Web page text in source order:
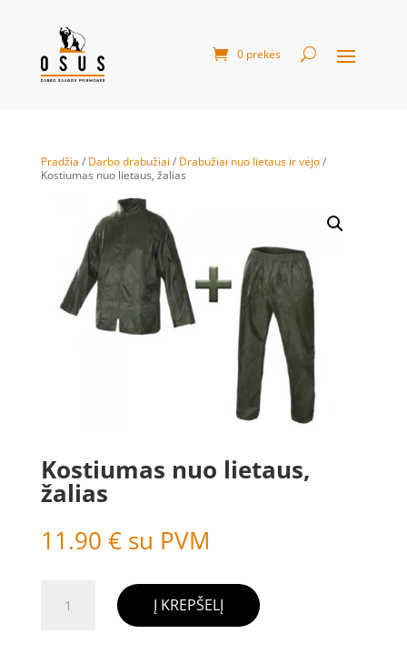
0 prekės
Pradžia / Darbo drabužiai / Drabužiai nuo lietaus ir vėjo/
Kostiumas nuo lietaus, žalias
Kostiumas nuo lietaus,
žalias
11.90 € su PVM
kiekis:
Į KREPŠELĮ